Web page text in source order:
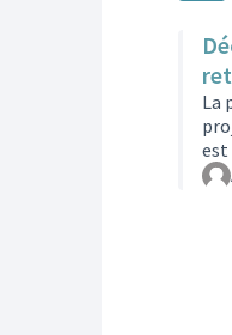
La
est